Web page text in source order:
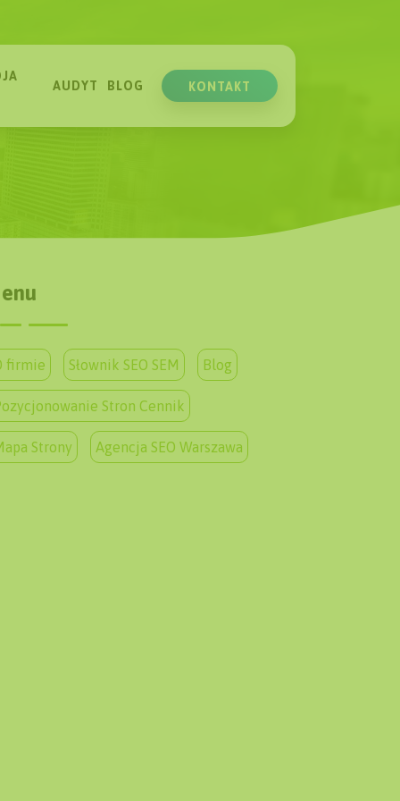
AUDYT BLOG KONTAKT
firmie Słownik SEO SEM Blog
Stron Cennik
Strony Agencja SEO Warszawa